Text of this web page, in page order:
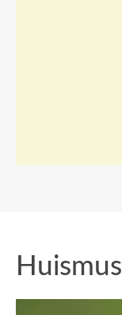
Huismus